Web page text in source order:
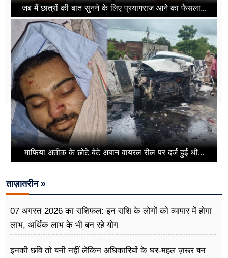
जब मैं छात्रों की बात सुनने के लिए प्रयागराज आने का फैसला...
माफिया अतीक के छोटे बेटे अबान वायरल रील पर दर्ज हुई थी...
ताज़ातरीन »
07 अगस्त 2026 का राशिफल: इन राशि के लोगों को व्यापार में होगा
लाभ, अर्थिक लाभ के भी बन रहे योग
इनकी छवि तो बनी नहीं लेकिन अधिकारियों के घर-महल ज़रूर बन